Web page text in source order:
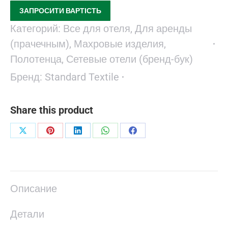
ЗАПРОСИТИ ВАРТІСТЬ
Категорий: Все для отеля, Для аренды
(прачечным), Махровые изделия,
Полотенца, Сетевые отели (бренд-бук)
Бренд: Standard Textile
Share this product
ПоделитьсяПоделитьсяПоделитьсяПоделитьсяПоделиться
Описание
Детали